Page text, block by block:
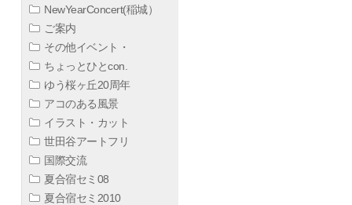
NewYearConcert(稲城）
ご案内
その他イベント・
ちょっとひとcon.
ゆう桜ヶ丘20周年
アコのある風景
イラスト・カット
世田谷アートフリ
国際交流
夏合宿セミ08
夏合宿セミ2010